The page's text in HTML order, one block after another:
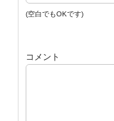
(空白でもOKです)
コメント